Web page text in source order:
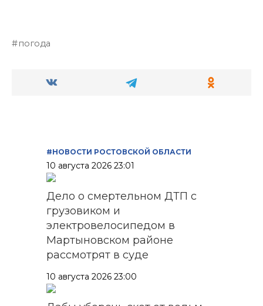
погода
#НОВОСТИ РОСТОВСКОЙ ОБЛАСТИ
10 августа 2026 23:01
Дело о смертельном ДТП с
грузовиком и
электровелосипедом в
Мартыновском районе
рассмотрят в суде
10 августа 2026 23:00